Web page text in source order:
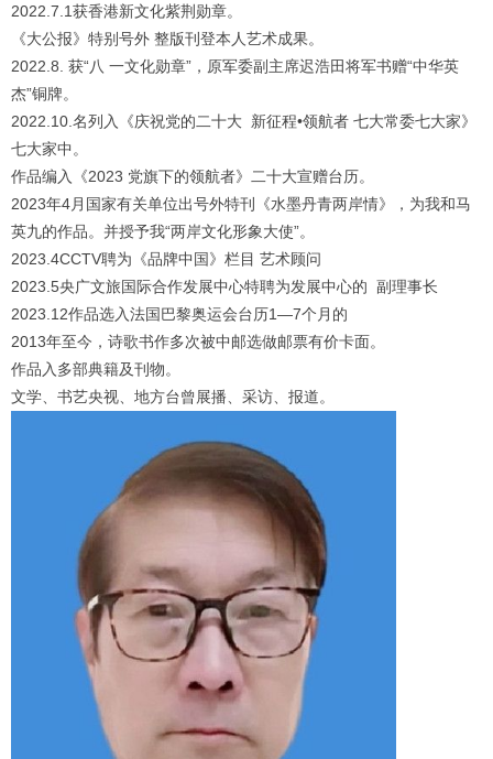
2022.7.1获香港新文化紫荆勋章。
《大公报》特别号外 整版刊登本人艺术成果。
2022.8. 获“八 一文化勋章”，原军委副主席迟浩田将军书赠“中华英
杰”铜牌。
2022.10.名列入《庆祝党的二十大 新征程•领航者 七大常委七大家》
七大家中。
作品编入《2023 党旗下的领航者》二十大宣赠台历。
2023年4月国家有关单位出号外特刊《水墨丹青两岸情》，为我和马
英九的作品。并授予我“两岸文化形象大使”。
2023.4CCTV聘为《品牌中国》栏目 艺术顾问
2023.5央广文旅国际合作发展中心特聘为发展中心的 副理事长
2023.12作品选入法国巴黎奥运会台历1—7个月的
2013年至今，诗歌书作多次被中邮选做邮票有价卡面。
作品入多部典籍及刊物。
文学、书艺央视、地方台曾展播、采访、报道。